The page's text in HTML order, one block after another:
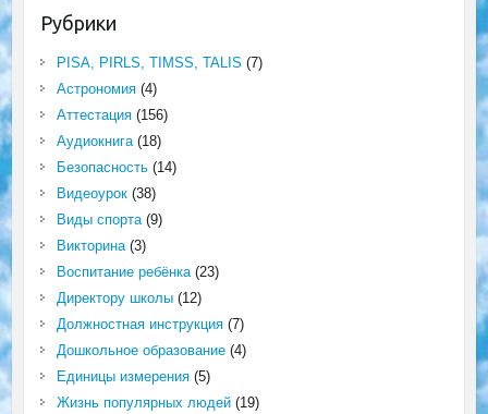
Рубрики
PISA, PIRLS, TIMSS, TALIS (7)
Астрономия(4)
Аттестация(156)
Аудиокнига(18)
Безопасность(14)
Видеоурок(38)
Виды спорта(9)
Викторина(3)
Воспитание ребёнка(23)
Директору школы(12)
Должностная инструкция(7)
Дошкольное образование(4)
Единицы измерения(5)
Жизнь популярных людей(19)